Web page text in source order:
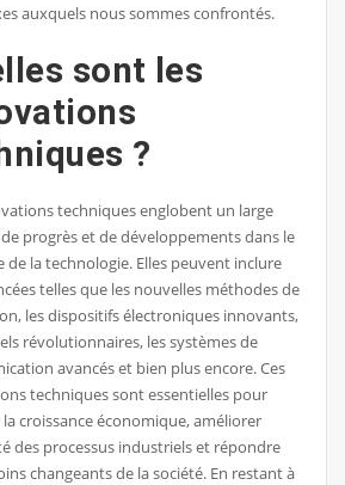
auxquels nous sommes confrontés.
sont les
?
techniques englobent un large
progrès et de développements dans le
de la technologie. Elles peuvent inclure
telles que les nouvelles méthodes de
les dispositifs électroniques innovants,
révolutionnaires, les systèmes de
avancés et bien plus encore. Ces
techniques sont essentielles pour
croissance économique, améliorer
des processus industriels et répondre
changeants de la société. En restant à